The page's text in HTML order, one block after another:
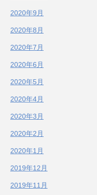
2020年9月
2020年8月
2020年7月
2020年6月
2020年5月
2020年4月
2020年3月
2020年2月
2020年1月
2019年12月
2019年11月